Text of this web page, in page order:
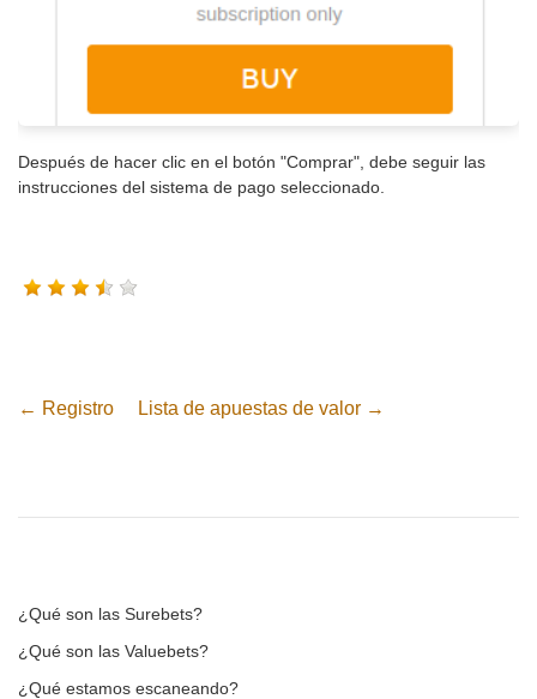
Después de hacer clic en el botón "Comprar", debe seguir las
instrucciones del sistema de pago seleccionado.
← Registro Lista de apuestas de valor →
¿Qué son las Surebets?
¿Qué son las Valuebets?
¿Qué estamos escaneando?